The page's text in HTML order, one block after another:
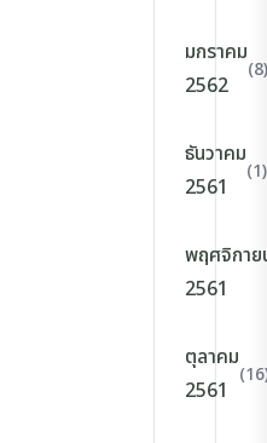
มกราคม
2562
(8)
ธันวาคม
2561
(1)
พฤศจิกาย
2561
ตุลาคม
2561